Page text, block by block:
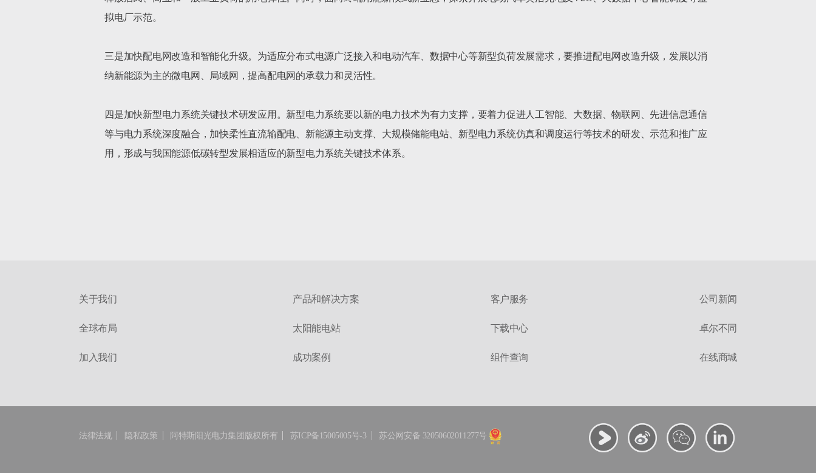
拟电厂示范。
三是加快配电网改造和智能化升级。为适应分布式电源广泛接入和电动汽车、数据中心等新型负荷发展需求，要推进配电网改造升级，发展以消
纳新能源为主的微电网、局域网，提高配电网的承载力和灵活性。
四是加快新型电力系统关键技术研发应用。新型电力系统要以新的电力技术为有力支撑，要着力促进人工智能、大数据、物联网、先进信息通信
等与电力系统深度融合，加快柔性直流输配电、新能源主动支撑、大规模储能电站、新型电力系统仿真和调度运行等技术的研发、示范和推广应
用，形成与我国能源低碳转型发展相适应的新型电力系统关键技术体系。
关于我们 产品和解决方案 客户服务 公司新闻
全球布局 太阳能电站 下载中心 卓尔不同
加入我们 成功案例 组件查询 在线商城
法律法规 隐私政策 阿特斯阳光电力集团版权所有 苏ICP备15005005号-3 苏公网安备 32050602011277号